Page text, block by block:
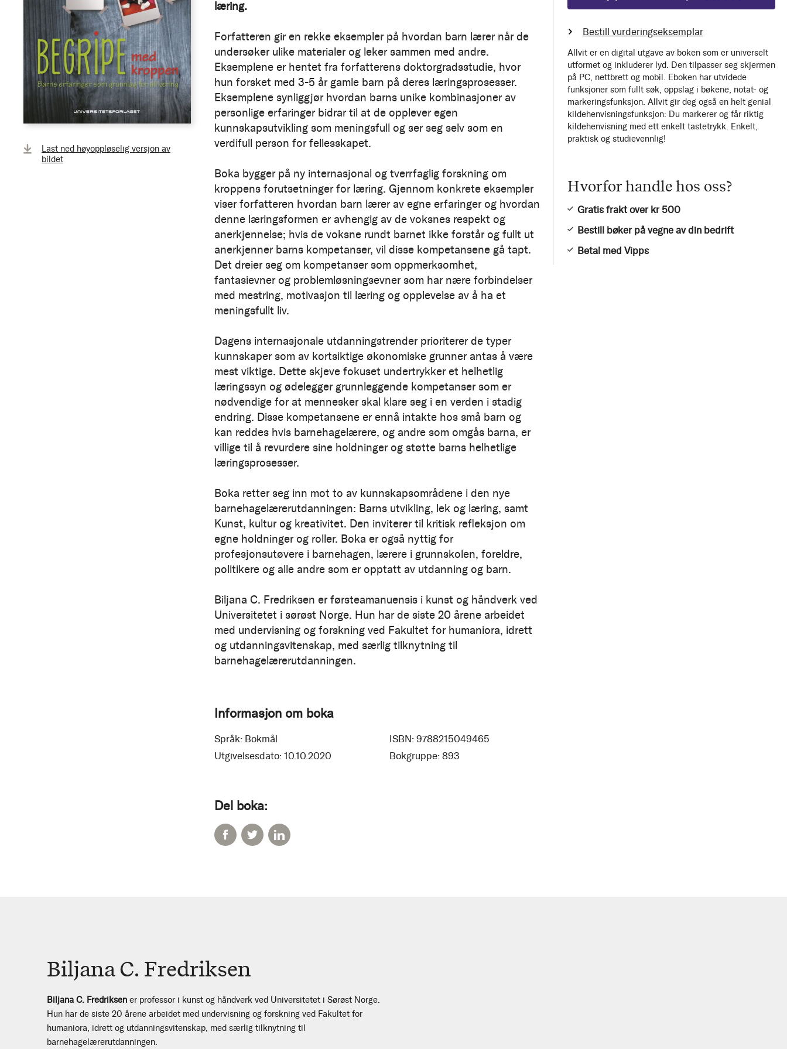
Last ned høyoppløselig versjon av
bildet
læring.
Forfatteren gir en rekke eksempler på hvordan barn lærer når de
undersøker ulike materialer og leker sammen med andre.
Eksemplene er hentet fra forfatterens doktorgradsstudie, hvor
hun forsket med 3-5 år gamle barn på deres læringsprosesser.
Eksemplene synliggjør hvordan barns unike kombinasjoner av
personlige erfaringer bidrar til at de opplever egen
kunnskapsutvikling som meningsfull og ser seg selv som en
verdifull person for fellesskapet.
Boka bygger på ny internasjonal og tverrfaglig forskning om
kroppens forutsetninger for læring. Gjennom konkrete eksempler
viser forfatteren hvordan barn lærer av egne erfaringer og hvordan
denne læringsformen er avhengig av de voksnes respekt og
anerkjennelse; hvis de voksne rundt barnet ikke forstår og fullt ut
anerkjenner barns kompetanser, vil disse kompetansene gå tapt.
Det dreier seg om kompetanser som oppmerksomhet,
fantasievner og problemløsningsevner som har nære forbindelser
med mestring, motivasjon til læring og opplevelse av å ha et
meningsfullt liv.
Dagens internasjonale utdanningstrender prioriterer de typer
kunnskaper som av kortsiktige økonomiske grunner antas å være
mest viktige. Dette skjeve fokuset undertrykker et helhetlig
læringssyn og ødelegger grunnleggende kompetanser som er
nødvendige for at mennesker skal klare seg i en verden i stadig
endring. Disse kompetansene er ennå intakte hos små barn og
kan reddes hvis barnehagelærere, og andre som omgås barna, er
villige til å revurdere sine holdninger og støtte barns helhetlige
læringsprosesser.
Boka retter seg inn mot to av kunnskapsområdene i den nye
barnehagelærerutdanningen: Barns utvikling, lek og læring, samt
Kunst, kultur og kreativitet. Den inviterer til kritisk refleksjon om
egne holdninger og roller. Boka er også nyttig for
profesjonsutøvere i barnehagen, lærere i grunnskolen, foreldre,
politikere og alle andre som er opptatt av utdanning og barn.
Biljana C. Fredriksen er førsteamanuensis i kunst og håndverk ved
Universitetet i sørøst Norge. Hun har de siste 20 årene arbeidet
med undervisning og forskning ved Fakultet for humaniora, idrett
og utdanningsvitenskap, med særlig tilknytning til
barnehagelærerutdanningen.
Informasjon om boka
Språk: Bokmål ISBN: 9788215049465
Utgivelsesdato: 10.10.2020 Bokgruppe: 893
Del boka:
Bestill vurderingseksemplar
Allvit er en digital utgave av boken som er universelt
utformet og inkluderer lyd. Den tilpasser seg skjermen
på PC, nettbrett og mobil. Eboken har utvidede
funksjoner som fullt søk, oppslag i bøkene, notat- og
markeringsfunksjon. Allvit gir deg også en helt genial
kildehenvisningsfunksjon: Du markerer og får riktig
kildehenvisning med ett enkelt tastetrykk. Enkelt,
praktisk og studievennlig!
Hvorfor handle hos oss?
Gratis frakt over kr 500
Bestill bøker på vegne av din bedrift
Betal med Vipps
Biljana C. Fredriksen
Biljana C. Fredriksen er professor i kunst og håndverk ved Universitetet i Sørøst Norge.
Hun har de siste 20 årene arbeidet med undervisning og forskning ved Fakultet for
humaniora, idrett og utdanningsvitenskap, med særlig tilknytning til
barnehagelærerutdanningen.